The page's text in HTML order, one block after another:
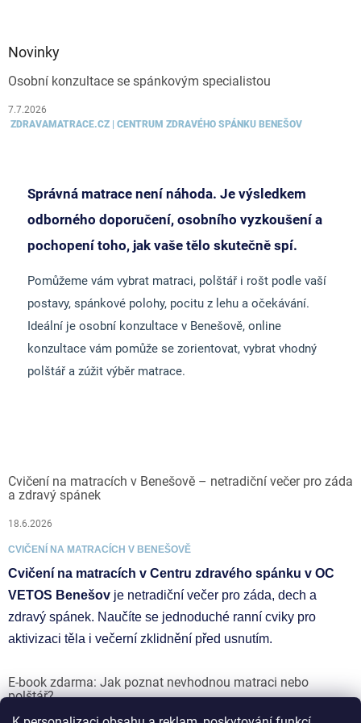
Novinky
Osobní konzultace se spánkovým specialistou
7.7.2026
ZDRAVAMATRACE.CZ | CENTRUM ZDRAVÉHO SPÁNKU BENEŠOV
Správná matrace není náhoda. Je výsledkem
odborného doporučení, osobního vyzkoušení a
pochopení toho, jak vaše tělo skutečně spí.
Pomůžeme vám vybrat matraci, polštář i rošt podle vaší
postavy, spánkové polohy, pocitu z lehu a očekávání.
Ideální je osobní konzultace v Benešově, online
konzultace vám pomůže se zorientovat, vybrat vhodný
polštář a zúžit výběr matrace.
Cvičení na matracích v Benešově – netradiční večer pro záda
a zdravý spánek
18.6.2026
CVIČENÍ NA MATRACÍCH V BENEŠOVĚ
Cvičení na matracích v Centru zdravého spánku v OC
VETOS Benešov je netradiční večer pro záda, dech a
zdravý spánek. Naučíte se jednoduché ranní cviky pro
aktivizaci těla i večerní zklidnění před usnutím.
E-book zdarma: Jak poznat nevhodnou matraci nebo
polštář?